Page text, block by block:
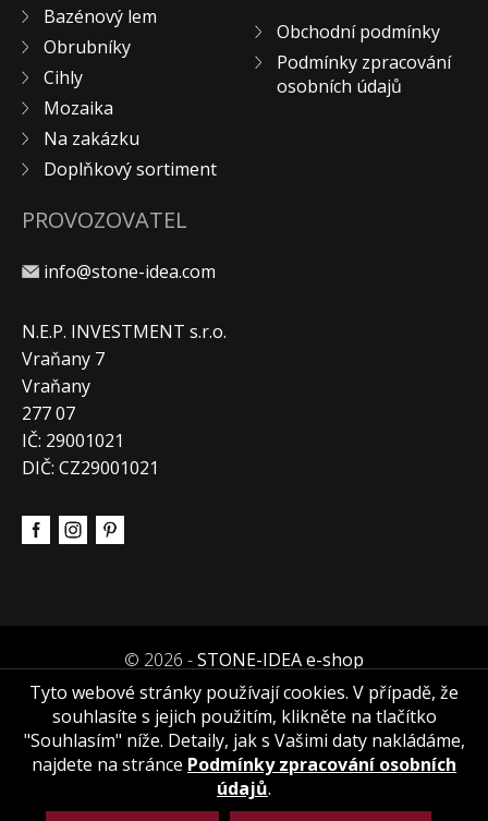
Bazénový lem
Obrubníky
Cihly
Mozaika
Na zakázku
Doplňkový sortiment
Obchodní podmínky
Podmínky zpracování
osobních údajů
PROVOZOVATEL
info@stone-idea.com
N.E.P. INVESTMENT s.r.o.
Vraňany 7
Vraňany
277 07
IČ: 29001021
DIČ: CZ29001021
© 2026 -STONE-IDEA e-shop
Tyto webové stránky používají cookies. V případě, že
souhlasíte s jejich použitím, klikněte na tlačítko
"Souhlasím" níže. Detaily, jak s Vašimi daty nakládáme,
najdete na stránce Podmínky zpracování osobních
údajů.